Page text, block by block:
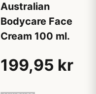
Australian
Bodycare Face
Cream 100 ml.
199,95 kr